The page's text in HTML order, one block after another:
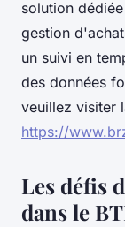
solution
gestion
un suivi en
des données
veuillez visiter
https://
Les défis
dans le